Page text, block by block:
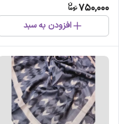
750,000
افزودن به سبد